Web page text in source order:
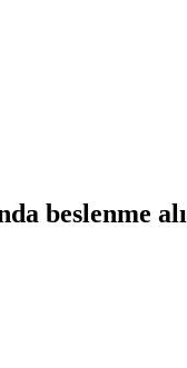
beslenme